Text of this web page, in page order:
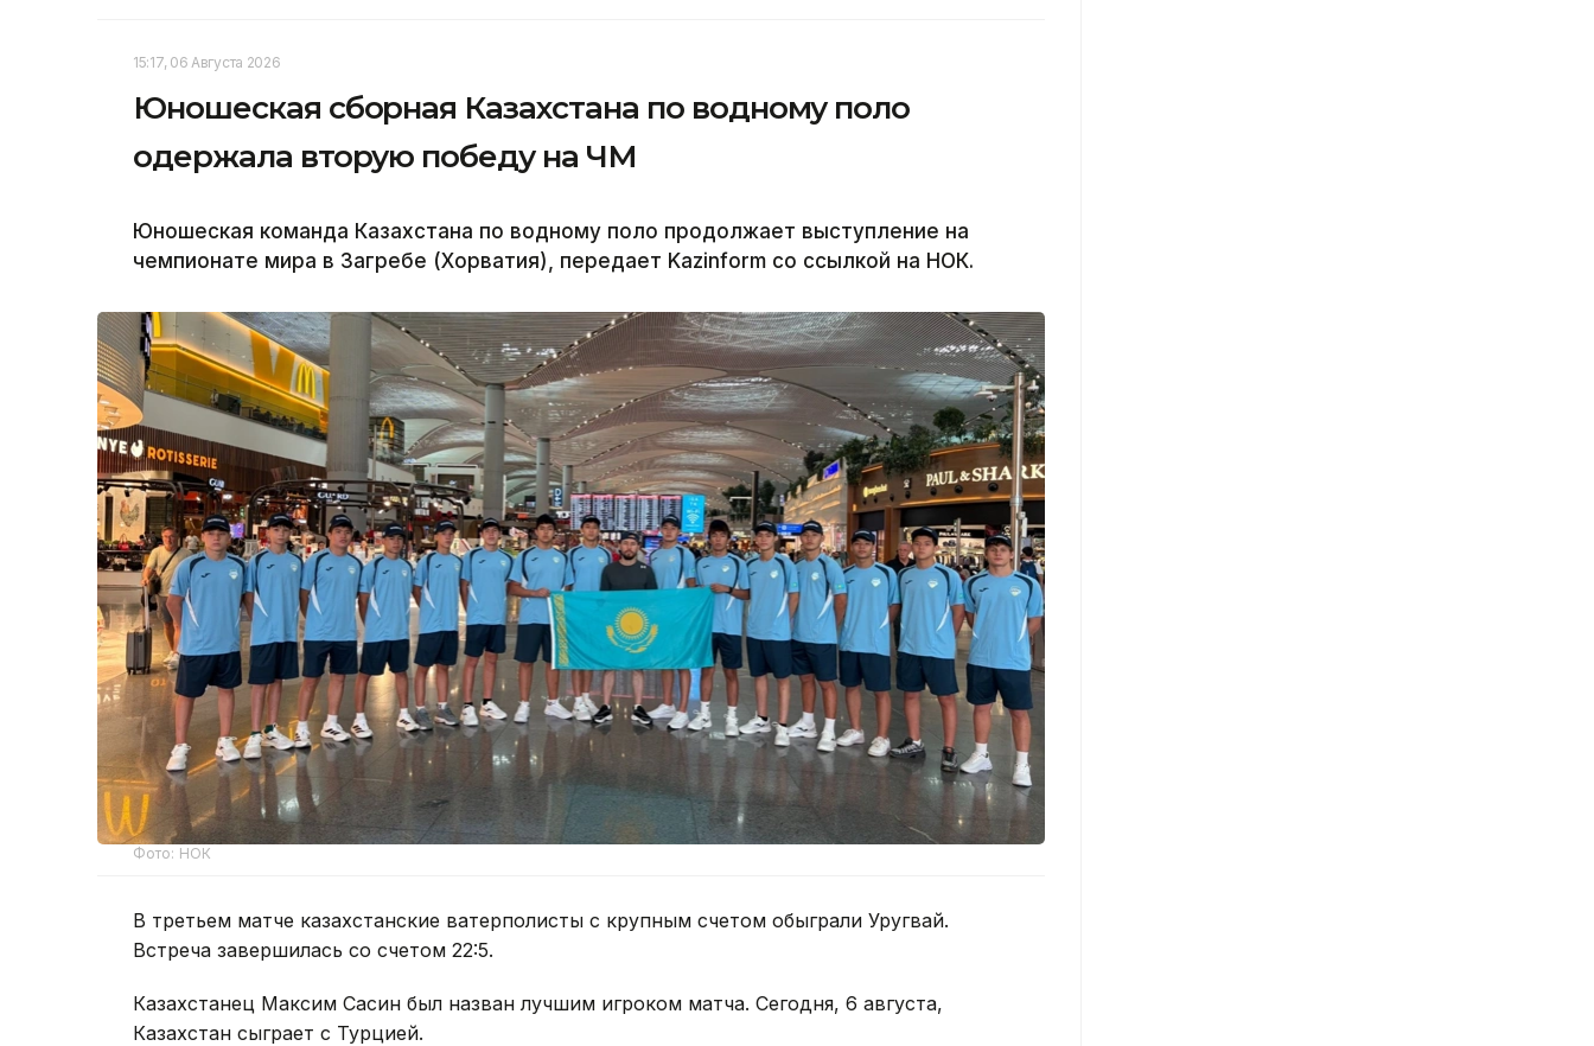
15:17, 06 Августа 2026
Юношеская сборная Казахстана по водному поло
одержала вторую победу на ЧМ
Юношеская команда Казахстана по водному поло продолжает выступление на
чемпионате мира в Загребе (Хорватия), передает Kazinform со ссылкой на НОК.
Фото: НОК
В третьем матче казахстанские ватерполисты с крупным счетом обыграли Уругвай.
Встреча завершилась со счетом 22:5.
Казахстанец Максим Сасин был назван лучшим игроком матча. Сегодня, 6 августа,
Казахстан сыграет с Турцией.